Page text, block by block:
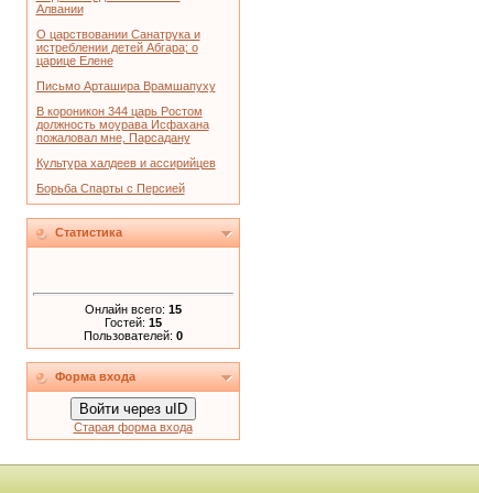
Алвании
О царствовании Санатрука и
истреблении детей Абгара; о
царице Елене
Письмо Арташира Врамшапуху
В короникон 344 царь Ростом
должность моурава Исфахана
пожаловал мне, Парсадану
Культура халдеев и ассирийцев
Борьба Спарты с Персией
Статистика
Онлайн всего: 15
Гостей: 15
Пользователей: 0
Форма входа
Войти через uID
Старая форма входа